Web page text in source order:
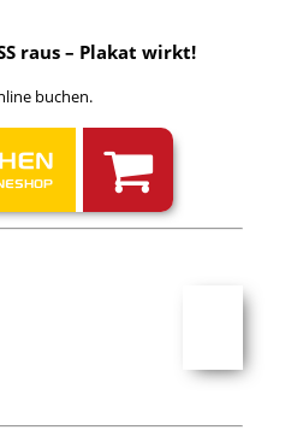
raus – Plakat wirkt!
buchen.